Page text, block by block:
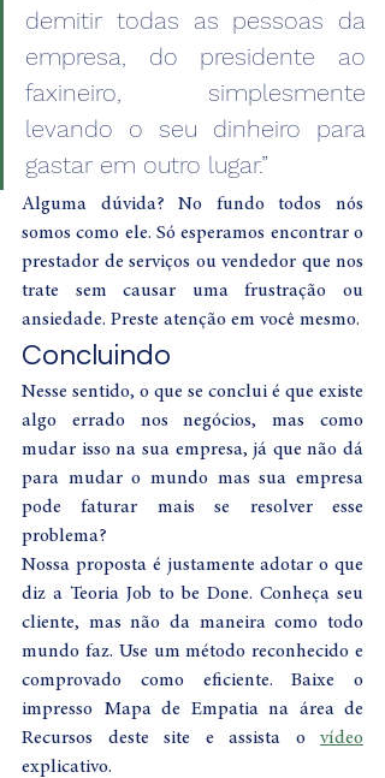
demitir todas as pessoas da
empresa, do presidente ao
faxineiro, simplesmente
levando o seu dinheiro para
gastar em outro lugar.”
Alguma dúvida? No fundo todos nós
somos como ele. Só esperamos encontrar o
prestador de serviços ou vendedor que nos
trate sem causar uma frustração ou
Concluindo
Nesse sentido, o que se conclui é que existe
algo errado nos negócios, mas como
mudar isso na sua empresa, já que não dá
para mudar o mundo mas sua empresa
pode faturar mais se resolver esse
problema?
Nossa proposta é justamente adotar o que
diz a Teoria Job to be Done. Conheça seu
cliente, mas não da maneira como todo
mundo faz. Use um método reconhecido e
comprovado como eficiente. Baixe o
impresso Mapa de Empatia na área de
Recursos deste site e assista o vídeo
explicativo.